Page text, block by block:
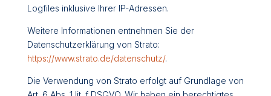
Logfiles inklusive Ihrer IP-Adressen.
Weitere Informationen entnehmen Sie der
Datenschutzerklärung von Strato:
https://www.strato.de/datenschutz/.
Die Verwendung von Strato erfolgt auf Grundlage von